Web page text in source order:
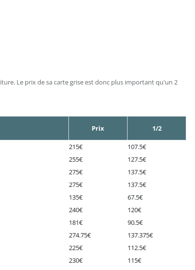
Le prix de sa carte grise est donc plus important qu'un 2
Prix 1/2
215€
107.5€
255€
127.5€
275€
137.5€
275€
137.5€
135€
67.5€
240€
120€
181€
90.5€
274.75€
137.375€
225€
112.5€
230€
115€